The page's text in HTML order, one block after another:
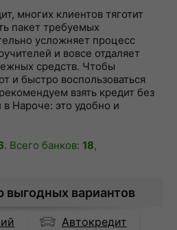
многих клиентов тяготит
пакет требуемых
усложняет процесс
и вовсе отдаляет
средств. Чтобы
и быстро воспользоваться
взять кредит без
Нароче: это удобно и
. Всего банков: 18,
выгодных вариантов
Автокредит